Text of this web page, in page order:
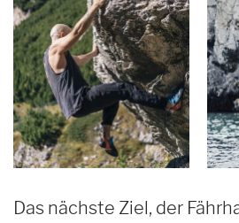
Das nächste Ziel, der